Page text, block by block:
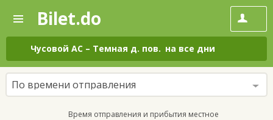
—
Поиск
и
покупка
билетов
на
автобус
онлайн
Bilet.do
Чусовой АС – Темная д. пов. на все дни
По времени отправления
Время отправления и прибытия местное